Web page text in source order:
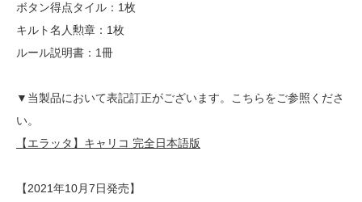
ボタン得点タイル：1枚
キルト名人勲章：1枚
ルール説明書：1冊
▼当製品において表記訂正がございます。こちらをご参照くださ
い。
【エラッタ】キャリコ 完全日本語版
【2021年10月7日発売】